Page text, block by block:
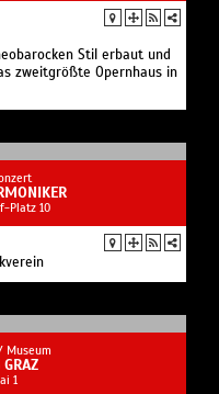
/Museum
1
2003 eröffnet.
/Museum
KLAGENFURT
50